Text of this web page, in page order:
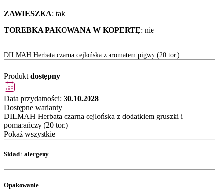
ZAWIESZKA: tak
TOREBKA PAKOWANA W KOPERTĘ: nie
DILMAH Herbata czarna cejlońska z aromatem pigwy (20 tor.)
Produkt dostępny
Data przydatności: 30.10.2028
Dostępne warianty
DILMAH Herbata czarna cejlońska z dodatkiem gruszki i
pomarańczy (20 tor.)
Pokaż wszystkie
Skład i alergeny
Opakowanie